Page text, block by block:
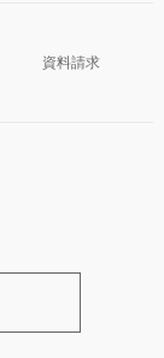
資料請求